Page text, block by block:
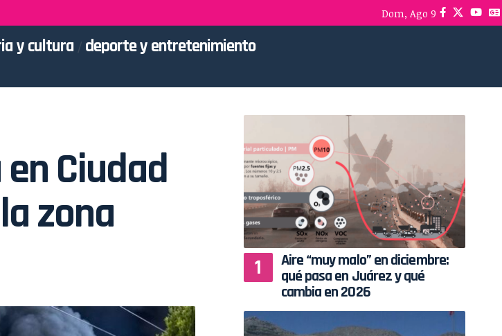
Dom, Ago 9
y cultura deporte y entretenimiento
Ciudad
zona
Aire “muy malo” en diciembre:
qué pasa en Juárez y qué
cambia en 2026